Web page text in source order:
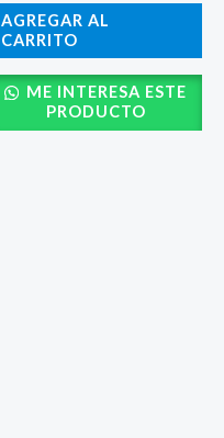
AGREGAR AL
CARRITO
ME INTERESA ESTE
PRODUCTO